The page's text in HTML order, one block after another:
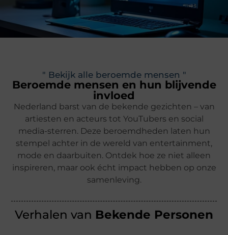
" Bekijk alle beroemde mensen "
Beroemde mensen en hun blijvende
invloed
Nederland barst van de bekende gezichten – van
artiesten en acteurs tot YouTubers en social
media-sterren. Deze beroemdheden laten hun
stempel achter in de wereld van entertainment,
mode en daarbuiten. Ontdek hoe ze niet alleen
inspireren, maar ook écht impact hebben op onze
samenleving.
Verhalen van Bekende Personen